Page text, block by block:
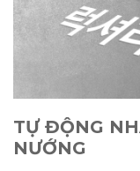
TỰ ĐỘNG
NƯỚNG